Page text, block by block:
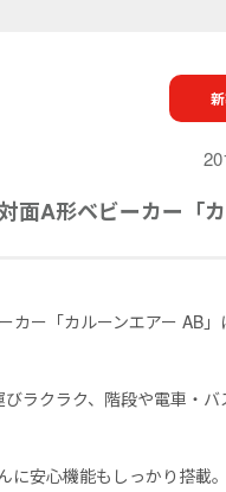
面A形ベビーカー「
カー「カルーンエアー AB
ラクラク、階段や電車・バ
に安心機能もしっかり搭